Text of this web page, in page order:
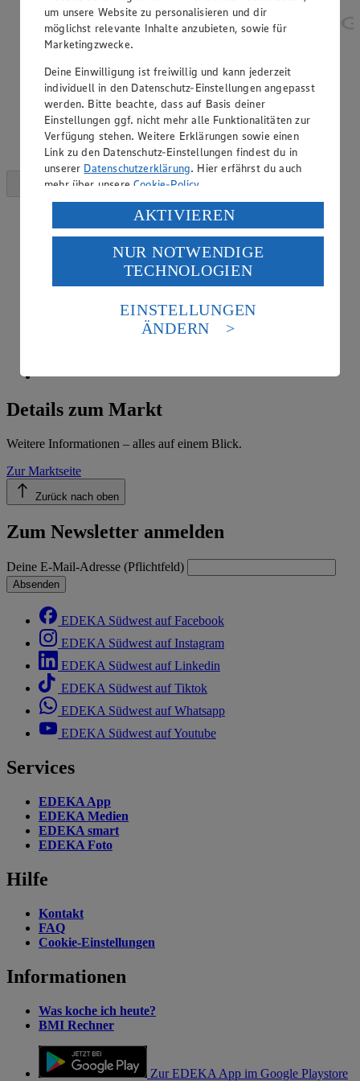
Details zum Markt
Weitere Informationen – alles auf einem Blick.
Zur Marktseite
Zurück nach oben
Zum Newsletter anmelden
Deine E-Mail-Adresse (Pflichtfeld)
Absenden
EDEKA Südwest auf Facebook
EDEKA Südwest auf Instagram
EDEKA Südwest auf Linkedin
EDEKA Südwest auf Tiktok
EDEKA Südwest auf Whatsapp
EDEKA Südwest auf Youtube
Services
EDEKA App
EDEKA Medien
EDEKA smart
EDEKA Foto
Hilfe
Kontakt
FAQ
Cookie-Einstellungen
Informationen
Was koche ich heute?
BMI Rechner
Zur EDEKA App im Google Playstore
um unsere Website zu personalisieren und dir
möglichst relevante Inhalte anzubieten, sowie für
Marketingzwecke.
Deine Einwilligung ist freiwillig und kann jederzeit
individuell in den Datenschutz-Einstellungen angepasst
werden. Bitte beachte, dass auf Basis deiner
Einstellungen ggf. nicht mehr alle Funktionalitäten zur
Verfügung stehen. Weitere Erklärungen sowie einen
Link zu den Datenschutz-Einstellungen findest du in
unserer Datenschutzerklärung. Hier erfährst du auch
mehr über unsereCookie-Policy.
Verarbeitung deiner personenbezogenen Daten in den
USA durch Facebook und YouTube:
Wenn du auf „Aktivieren“ klickst, willigst du im Sinne
des Art. 49 Abs. 1 Satz 1 lit. a) DSGVO ein, dass deine
Daten in den USA verarbeitet werden. Der EuGH sieht
die USA als Land mit einem nach europäischen
Standards nicht angemessenen Datenschutzniveau an.
Es besteht das Risiko eines Zugriffs durch US-
Informationen zum Herausgeber der Seite findest du
AKTIVIEREN
NUR NOTWENDIGE
TECHNOLOGIEN
EINSTELLUNGEN
ÄNDERN